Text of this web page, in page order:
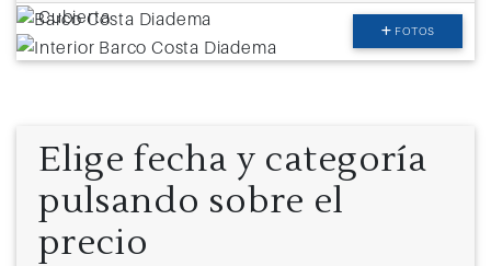
FOTOS
Elige fecha y categoría
pulsando sobre el
precio